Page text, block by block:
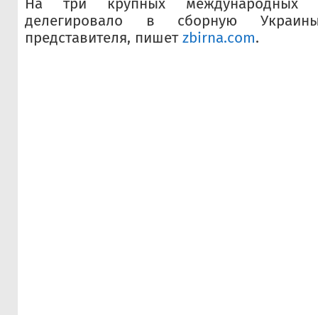
На три крупных международных
делегировало в сборную
представителя, пишет zbirna.com.